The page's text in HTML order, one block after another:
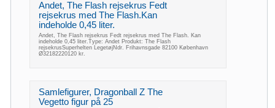
Andet, The Flash rejsekrus Fedt
rejsekrus med The Flash.Kan
indeholde 0,45 liter.
Andet, The Flash rejsekrus Fedt rejsekrus med The Flash. Kan
indeholde 0,45 liter.Type: Andet Produkt: The Flash
rejsekrusSuperhelten LegetøjNdr. Frihavnsgade 82100 København
Ø32182220120 kr.
Samlefigurer, Dragonball Z The
Vegetto figur på 25